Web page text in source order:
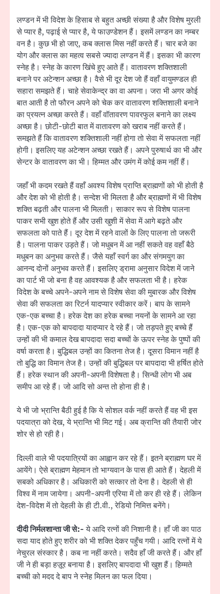
लण्डन में भी विदेश के हिसाब से बहुत अच्छी संख्या है और विशेष मुरली
से प्यार है, पढ़ाई से प्यार है, ये फाउण्डेशन हैं। इसमें लण्डन का नम्बर
वन है। कुछ भी हो जाए, कब क्लास मिस नहीं करते हैं। चार बजे का
योग और क्लास का महत्व सबसे ज्यादा लण्डन में हैं। इसका भी कारण
स्नेह है। स्नेह के कारण खिंचे हुए आते हैं। वातावरण शक्तिशाली
बनाने पर अटेन्शन अच्छा है। वैसे भी दूर देश जो हैं वहाँ वायुमण्डल ही
सहारा समझते हैं। चाहे सेवाकेन्द्र का वा अपना। जरा भी अगर कोई
बात आती है तो फौरन अपने को चेक कर वातावरण शक्तिशाली बनाने
का प्रयत्न अच्छा करते हैं। वहाँ वॉतावरण पावरफुल बनाने का लक्ष्य
अच्छा है। छोटी-छोटी बात में वातावरण को खराब नहीं करते हैं।
समझते हैं कि वातावरण शक्तिशाली नहीं होगा तो सेवा में सफलता नहीं
होगी। इसलिए यह अटेन्शन अच्छा रखते हैं। अपने पुरुषार्थ का भी और
सेन्टर के वातावरण का भी। हिम्मत और उमंग में कोई कम नहीं हैं।
जहाँ भी कदम रखते हैं वहाँ अवश्य विशेष प्राप्ति ब्राह्मणों को भी होती है
और देश को भी होती है। सन्देश भी मिलता है और ब्राह्मणों में भी विशेष
शक्ति बढ़ती और पालना भी मिलती। साकार रूप से विशेष पालना
पाकर सभी खुश होते हैं और उसी खुशी में सेवा में आगे बढ़ते और
सफलता को पाते हैं। दूर देश में रहने वालों के लिए पालना तो जरूरी
है। पालना पाकर उड़ते हैं। जो मधुबन में आ नहीं सकते वह वहाँ बैठे
मधुबन का अनुभव करते हैं। जैसे यहाँ स्वर्ग का और संगमयुग का
आनन्द दोनों अनुभव करते हैं। इसलिए ड्रामा अनुसार विदेश में जाने
का पार्ट भी जो बना है वह आवश्यक है और सफलता भी है। हरेक
विदेश के बच्चे अपने-अपने नाम से विशेष सेवा की मुबारक और विशेष
सेवा की सफलता का रिटर्न यादप्यार स्वीकार करें। बाप के सामने
एक-एक बच्चा है। हरेक देश का हरेक बच्चा नयनों के सामने आ रहा
है। एक-एक को बापदादा यादप्यार दे रहे हैं। जो तड़पते हुए बच्चे हैं
उन्हों की भी कमाल देख बापदादा सदा बच्चों के ऊपर स्नेह के पुष्पों की
वर्षा करता है। बुद्धिबल उन्हों का कितना तेज है। दूसरा विमान नहीं है
तो बुद्धि का विमान तेज है। उन्हों की बुद्धिबल पर बापदादा भी हर्षित होते
हैं। हरेक स्थान की अपनी-अपनी विशेषता है। सिन्धी लोग भी अब
समीप आ रहे हैं। जो आदि सो अन्त तो होना ही है।
ये भी जो भ्रान्ति बैठी हुई है कि ये सोशल वर्क नहीं करते हैं वह भी इस
पदयात्रा को देख, ये भ्रान्ति भी मिट गई। अब क्रान्ति की तैयारी जोर
शोर से हो रही है।
दिल्ली वाले भी पदयात्रियों का आह्वान कर रहे हैं। इतने ब्राह्मण घर में
आयेंगे। ऐसे ब्राह्मण मेहमान तो भाग्यवान के पास ही आते हैं। देहली में
सबको अधिकार है। अधिकारी को सत्कार तो देना है। देहली से ही
विश्व में नाम जायेगा। अपनी-अपनी एरिया में तो कर ही रहे हैं। लेकिन
देश-विदेश में तो देहली के ही टी.वी., रेडियो निमित्त बनेंगे।
दीदी निर्मलशान्ता जी से:-ये आदि रत्नों की निशानी है। हाँ जी का पाठ
सदा याद होते हुए शरीर को भी शक्ति देकर पहुँच गयी। आदि रत्नों में ये
नेचुरल संस्कार है। कब ना नहीं करते। सदैव हाँ जी करते हैं। और हाँ
जी ने ही बड़ा हज़ूर बनाया है। इसलिए बापदादा भी खुश हैं। हिम्मते
बच्ची को मदद दे बाप ने स्नेह मिलन का फल दिया।